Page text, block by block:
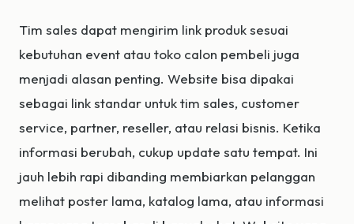
Tim sales dapat mengirim link produk sesuai
kebutuhan event atau toko calon pembeli juga
menjadi alasan penting. Website bisa dipakai
sebagai link standar untuk tim sales, customer
service, partner, reseller, atau relasi bisnis. Ketika
informasi berubah, cukup update satu tempat. Ini
jauh lebih rapi dibanding membiarkan pelanggan
melihat poster lama, katalog lama, atau informasi